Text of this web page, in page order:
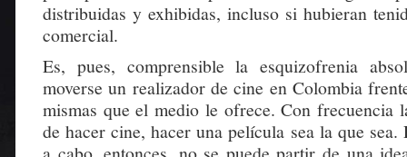
distribuidas y exhibidas, incluso si hubieran
comercial.
Es, pues, comprensible la esquizofrenia
moverse un realizador de cine en Colombia
mismas que el medio le ofrece. Con frecuencia
de hacer cine, hacer una película sea la que